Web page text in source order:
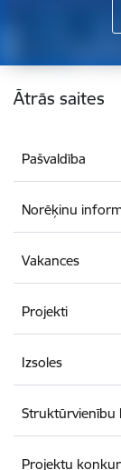
Kājene
Ātrās saites
Pašvaldība
Norēķinu
Vakances
Projekti
Izsoles
Struktūrvienību
Projektu